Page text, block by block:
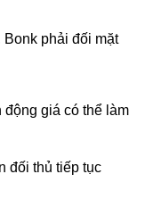
Bonk phải đối mặt
động giá có thể làm
đối thủ tiếp tục